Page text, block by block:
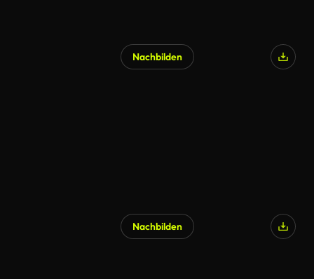
Nachbilden
Nachbilden